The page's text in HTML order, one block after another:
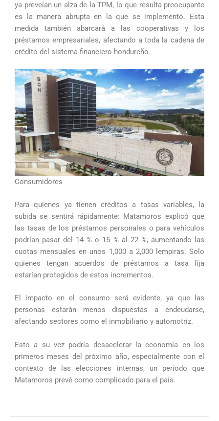
ya preveían un alza de la TPM, lo que resulta preocupante
es la manera abrupta en la que se implementó. Esta
medida también abarcará a las cooperativas y los
préstamos empresariales, afectando a toda la cadena de
crédito del sistema financiero hondureño.
Consumidores
Para quienes ya tienen créditos a tasas variables, la
subida se sentirá rápidamente: Matamoros explicó que
las tasas de los préstamos personales o para vehículos
podrían pasar del 14 % o 15 % al 22 %, aumentando las
cuotas mensuales en unos 1,000 a 2,000 lempiras. Solo
quienes tengan acuerdos de préstamos a tasa fija
estarían protegidos de estos incrementos.
El impacto en el consumo será evidente, ya que las
personas estarán menos dispuestas a endeudarse,
afectando sectores como el inmobiliario y automotriz.
Esto a su vez podría desacelerar la economía en los
primeros meses del próximo año, especialmente con el
contexto de las elecciones internas, un período que
Matamoros prevé como complicado para el país.